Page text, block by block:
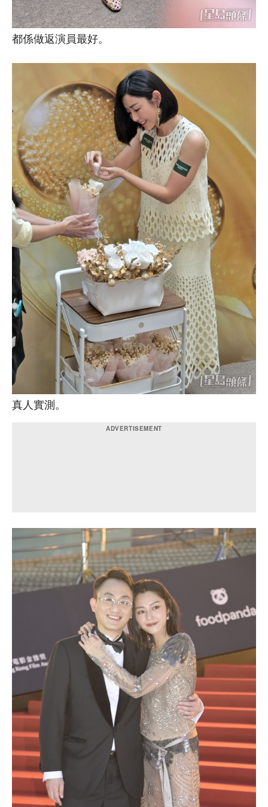
都係做返演員最好。
真人實測。